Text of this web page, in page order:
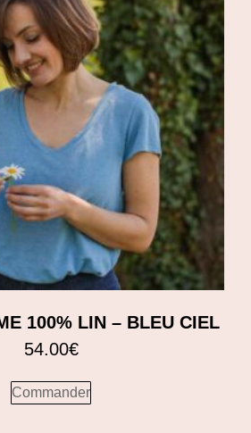
100% LIN – BLEU CIEL
54.00€
Commander